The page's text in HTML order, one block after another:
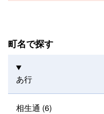
町名で探す
あ行
相生通 (6)